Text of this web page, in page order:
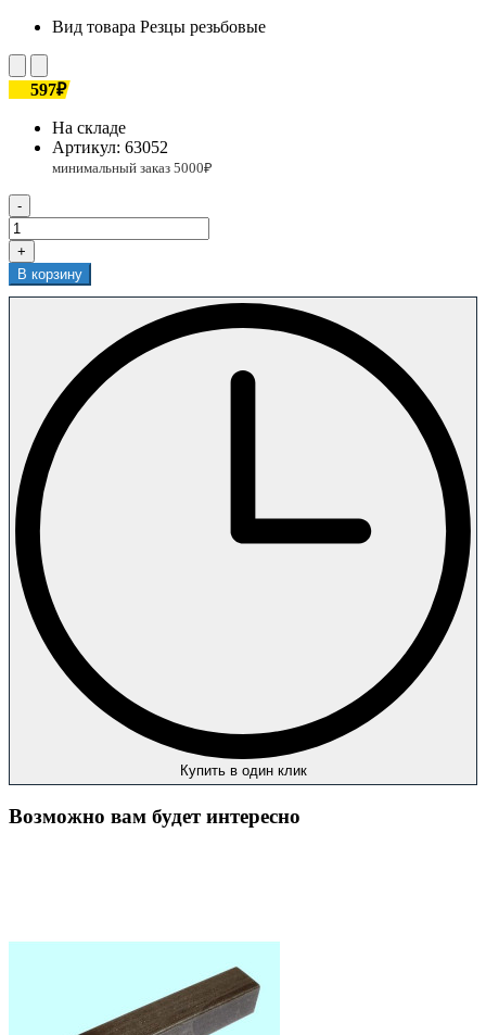
Вид товара Резцы резьбовые
597₽
На складе
Артикул: 63052
-
+
В корзину
Купить в один клик
Возможно вам будет интересно